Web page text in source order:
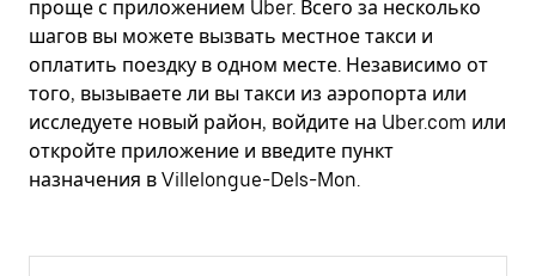
проще с приложением Uber. Всего за несколько
шагов вы можете вызвать местное такси и
оплатить поездку в одном месте. Независимо от
того, вызываете ли вы такси из аэропорта или
исследуете новый район, войдите на Uber.com или
откройте приложение и введите пункт
назначения в Villelongue-Dels-Mon.